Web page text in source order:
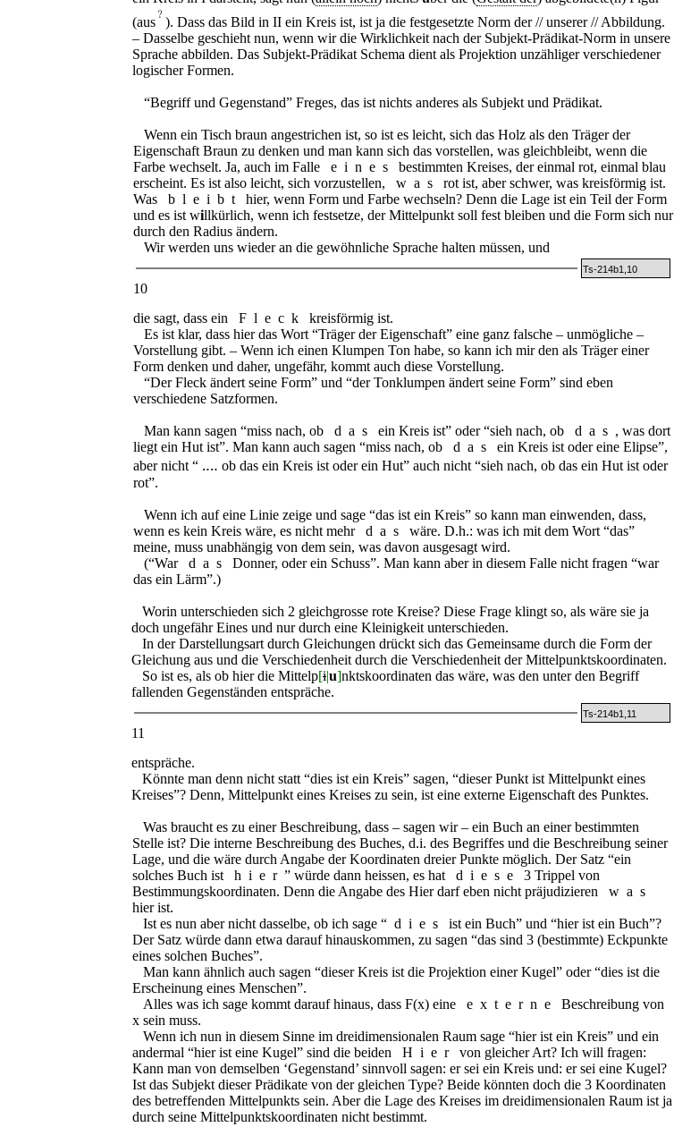
(aus
﹖
). Dass das Bild in II ein Kreis ist, ist ja die festgesetzte Norm der // unserer // Abbildung.
– Dasselbe geschieht nun, wenn wir die Wirklichkeit nach der Subjekt-Prädikat-Norm in unsere
Sprache abbilden. Das Subjekt-Prädikat Schema dient als Projektion unzähliger verschiedener
logischer Formen.
“Begriff und Gegenstand” Freges, das ist nichts anderes als Subjekt und Prädikat.
Wenn ein Tisch braun angestrichen ist, so ist es leicht, sich das Holz als den Träger der
Eigenschaft Braun zu denken und man kann sich das vorstellen, was gleichbleibt, wenn die
Farbe wechselt. Ja, auch im Falle
eines
bestimmten Kreises, der einmal rot, einmal blau
erscheint. Es ist also leicht, sich vorzustellen,
was
rot ist, aber schwer, was kreisförmig ist.
Was
bleibt
hier, wenn Form und Farbe wechseln? Denn die Lage ist ein Teil der Form
und es ist willkürlich, wenn ich festsetze, der Mittelpunkt soll fest bleiben und die Form sich nur
durch den Radius ändern.
Wir werden uns wieder an die gewöhnliche Sprache halten müssen, und
Ts-214b1,10
10
die sagt, dass ein
Fleck
kreisförmig ist.
Es ist klar, dass hier das Wort “Träger der Eigenschaft” eine ganz falsche – unmögliche –
Vorstellung gibt. – Wenn ich einen Klumpen Ton habe, so kann ich mir den als Träger einer
Form denken und daher, ungefähr, kommt auch diese Vorstellung.
“Der Fleck ändert seine Form” und “der Tonklumpen ändert seine Form” sind eben
verschiedene Satzformen.
Man kann sagen “miss nach, ob das ein Kreis ist” oder “sieh nach, ob das , was dort
liegt ein Hut ist”. Man kann auch sagen “miss nach, ob
das
ein Kreis ist oder eine Elipse”,
aber nicht “ ‥‥ ob das ein Kreis ist oder ein Hut” auch nicht “sieh nach, ob das ein Hut ist oder
rot”.
Wenn ich auf eine Linie zeige und sage “das ist ein Kreis” so kann man einwenden, dass,
wenn es kein Kreis wäre, es nicht mehr
das
wäre. D.h.: was ich mit dem Wort “das”
meine, muss unabhängig von dem sein, was davon ausgesagt wird.
(“War
das
Donner, oder ein Schuss”. Man kann aber in diesem Falle nicht fragen “war
das ein Lärm”.)
Worin unterschieden sich 2 gleichgrosse rote Kreise? Diese Frage klingt so, als wäre sie ja
doch ungefähr Eines und nur durch eine Kleinigkeit unterschieden.
In der Darstellungsart durch Gleichungen drückt sich das Gemeinsame durch die Form der
Gleichung aus und die Verschiedenheit durch die Verschiedenheit der Mittelpunktskoordinaten.
So ist es, als ob hier die Mittelp[i|u]nktskoordinaten das wäre, was den unter den Begriff
fallenden Gegenständen entspräche.
Ts-214b1,11
11
entspräche.
Könnte man denn nicht statt “dies ist ein Kreis” sagen, “dieser Punkt ist Mittelpunkt eines
Kreises”? Denn, Mittelpunkt eines Kreises zu sein, ist eine externe Eigenschaft des Punktes.
Was braucht es zu einer Beschreibung, dass – sagen wir – ein Buch an einer bestimmten
Stelle ist? Die interne Beschreibung des Buches, d.i. des Begriffes und die Beschreibung seiner
Lage, und die wäre durch Angabe der Koordinaten dreier Punkte möglich. Der Satz “ein
solches Buch ist
hier ” würde dann heissen, es hat diese
3 Trippel von
Bestimmungskoordinaten. Denn die Angabe des Hier darf eben nicht präjudizieren
was
hier ist.
Ist es nun aber nicht dasselbe, ob ich sage “ dies
ist ein Buch” und “hier ist ein Buch”?
Der Satz würde dann etwa darauf hinauskommen, zu sagen “das sind 3 (bestimmte) Eckpunkte
eines solchen Buches”.
Man kann ähnlich auch sagen “dieser Kreis ist die Projektion einer Kugel” oder “dies ist die
Erscheinung eines Menschen”.
Alles was ich sage kommt darauf hinaus, dass F(x) eine externe
Beschreibung von
x sein muss.
Wenn ich nun in diesem Sinne im dreidimensionalen Raum sage “hier ist ein Kreis” und ein
andermal “hier ist eine Kugel” sind die beiden
Hier
von gleicher Art? Ich will fragen:
Kann man von demselben ‘Gegenstand’ sinnvoll sagen: er sei ein Kreis und: er sei eine Kugel?
Ist das Subjekt dieser Prädikate von der gleichen Type? Beide könnten doch die 3 Koordinaten
des betreffenden Mittelpunkts sein. Aber die Lage des Kreises im dreidimensionalen Raum ist ja
durch seine Mittelpunktskoordinaten nicht bestimmt.